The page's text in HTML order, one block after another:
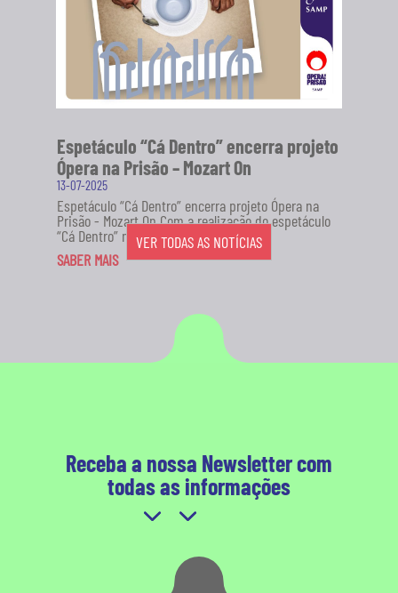
Espetáculo “Cá Dentro” encerra projeto
Ópera na Prisão – Mozart On
13-07-2025
Espetáculo “Cá Dentro” encerra projeto Ópera na
Prisão - Mozart On Com a realização do espetáculo
“Cá Dentro” no...
SABER MAIS
VER TODAS AS NOTÍCIAS
Receba a nossa Newsletter com
todas as informações